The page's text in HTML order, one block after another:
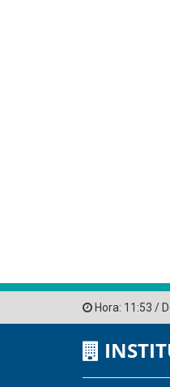
Hora: 11:53 /